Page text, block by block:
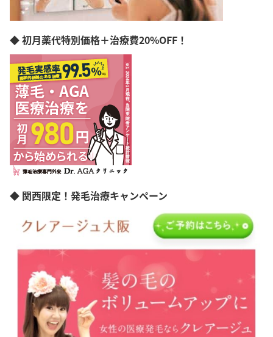
岐阜県
静岡県
愛知県
三重県
滋賀県
京都府
大阪府
兵庫県
奈良県
和歌山県
島根県
岡山県
広島県
山口県
香川県
高知県
佐賀県
鹿児島県
沖縄県
◆ 初月薬代特別価格＋治療費20%OFF！
◆ 関西限定！発毛治療キャンペーン